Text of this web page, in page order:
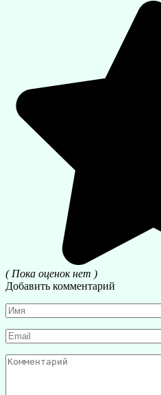
( Пока оценок нет )
Добавить комментарий
Имя
*
Email
*
Комментарий